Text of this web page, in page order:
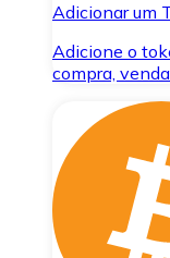
Adicionar um
Adicione o
compra,